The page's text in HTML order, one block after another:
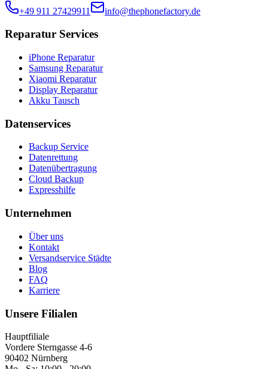
+49 911 27429911
info@thephonefactory.de
Reparatur Services
iPhone Reparatur
Samsung Reparatur
Xiaomi Reparatur
Display Reparatur
Akku Tausch
Datenservices
Backup Service
Datenrettung
Datenübertragung
Cloud Backup
Expresshilfe
Unternehmen
Über uns
Kontakt
Versandservice Städte
Blog
FAQ
Karriere
Unsere Filialen
Hauptfiliale
Vordere Sterngasse 4-6
90402 Nürnberg